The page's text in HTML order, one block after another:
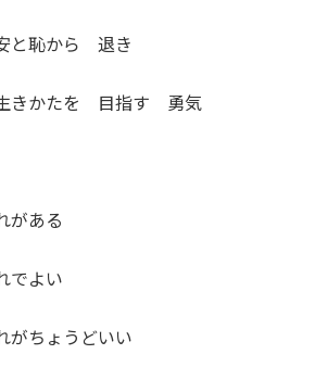
と恥から 退き
きかたを 目指す 勇気
ある
でよい
ちょうどいい